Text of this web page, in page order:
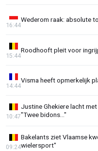
Wederom raak: absolute
16:44
Roodhooft pleit voor
15:44
Visma heeft opmerkelijk
14:44
Justine Ghekiere lacht
"Twee bidons..."
10:47
Bakelants ziet Vlaamse
wielersport"
09:24